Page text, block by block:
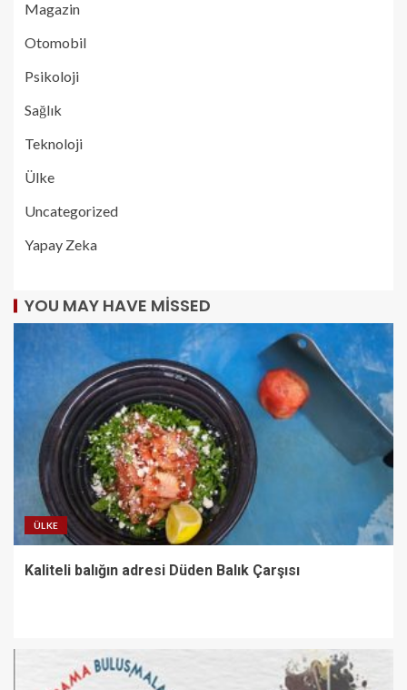
Magazin
Otomobil
Psikoloji
Sağlık
Teknoloji
Ülke
Uncategorized
Yapay Zeka
YOU MAY HAVE MISSED
ÜLKE
Kaliteli balığın adresi Düden Balık Çarşısı